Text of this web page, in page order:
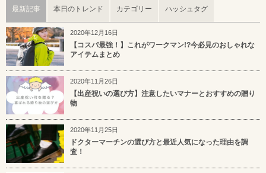
最新記事 本日のトレンド カテゴリー ハッシュタグ
2020年12月16日
【コスパ最強！】これがワークマン!?今必見のおしゃれな
アイテムまとめ
2020年11月26日
【出産祝いの選び方】注意したいマナーとおすすめの贈り
物
2020年11月25日
ドクターマーチンの選び方と最近人気になった理由を調
査！